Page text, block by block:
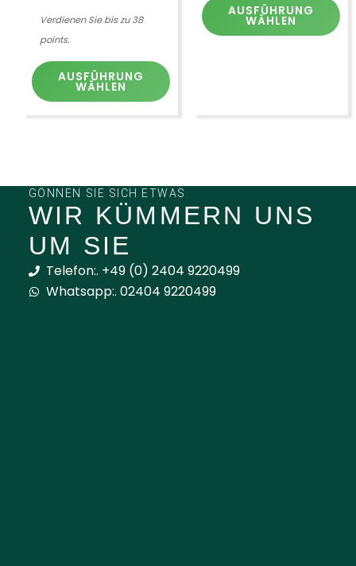
Verdienen Sie bis zu 38
points.
AUSFÜHRUNG
WÄHLEN
AUSFÜHRUNG
WÄHLEN
GÖNNEN SIE SICH ETWAS
WIR KÜMMERN UNS
UM SIE
Telefon:. +49 (0) 2404 9220499
Whatsapp:. 02404 9220499